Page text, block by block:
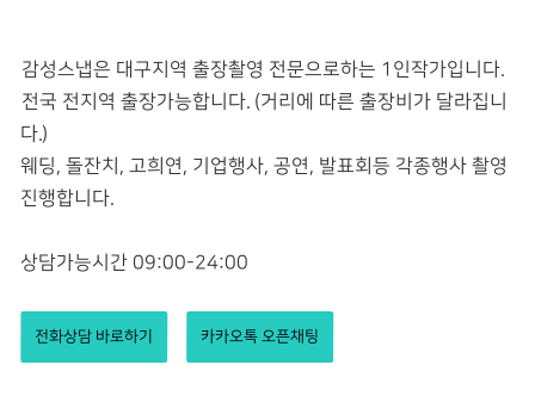
감성스냅은 대구지역 출장촬영 전문으로하는 1인작가입니다.
전국 전지역 출장가능합니다. (거리에 따른 출장비가 달라집니
다.)
웨딩, 돌잔치, 고희연, 기업행사, 공연, 발표회등 각종행사 촬영
진행합니다.
상담가능시간 09:00-24:00
전화상담 바로하기 카카오톡 오픈채팅